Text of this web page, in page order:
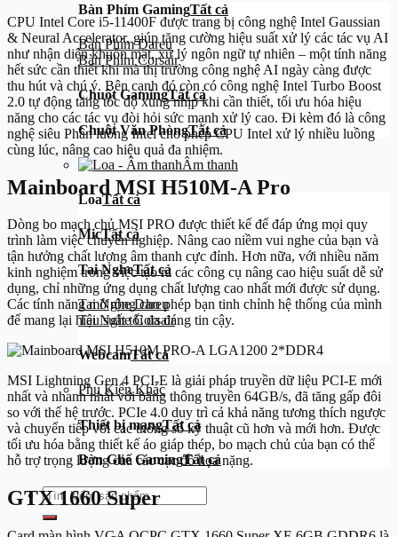
Bàn Phím GamingTất cả
Bàn Phím Dareu
Bàn Phím Corsair
Chuột GamingTất cả
Chuột Văn PhòngTất cả
Âm thanh
LoaTất cả
MicTất cả
Tai NgheTất cả
Tai Nghe Dareu
Tai Nghe Corsair
WebcamTất cả
Phụ Kiện Khác
Thiết bị mạngTất cả
Bàn Ghế GamingTất cả
Tìm
kiếm:
CPU Intel Core i5-11400F được trang bị công nghệ Intel Gaussian
& Neural Accelerator, giúp tăng cường hiệu suất xử lý các tác vụ AI
như nhận diện khuôn mặt, xử lý ngôn ngữ tự nhiên – một tính năng
hết sức cần thiết khi mà thị trường công nghệ AI ngày càng được
thu hút và chú ý. Bên cạnh đó còn có công nghệ Intel Turbo Boost
2.0 tự động tăng tốc độ xung nhịp khi cần thiết, tối ưu hóa hiệu
năng cho các tác vụ đòi hỏi sức mạnh xử lý cao. Đi kèm đó là công
nghệ siêu Phân luồng Intel cho phép CPU Intel xử lý nhiều luồng
cùng lúc, nâng cao hiệu quả đa nhiệm.
Mainboard MSI H510M-A Pro
Dòng bo mạch chủ MSI PRO được thiết kế để đáp ứng mọi quy
trình làm việc chuyên nghiệp. Nâng cao niềm vui nghe của bạn và
tận hưởng chất lượng âm thanh cực đỉnh. Hơn nữa, với nhiều năm
kinh nghiệm trong việc tạo ra các công cụ nâng cao hiệu suất dễ sử
dụng, chỉ những ứng dụng chất lượng cao nhất mới được sử dụng.
Các tính năng mở rộng cho phép bạn tinh chỉnh hệ thống của mình
để mang lại hiệu suất tối đa đáng tin cậy.
MSI Lightning Gen 4 PCI-E là giải pháp truyền dữ liệu PCI-E mới
nhất và nhanh nhất với băng thông truyền 64GB/s, đã tăng gấp đôi
so với thế hệ trước. PCIe 4.0 duy trì cả khả năng tương thích ngược
và chuyển tiếp với các thông số kỹ thuật cũ hơn và mới hơn. Được
tối ưu hóa bằng thiết kế áo giáp thép, bo mạch chủ của bạn có thể
hỗ trợ trọng lượng của các cạc đồ họa nặng.
GTX 1660 Super